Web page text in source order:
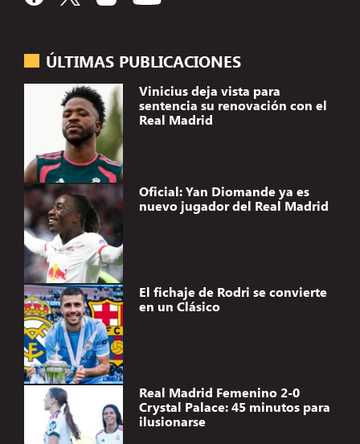
ÚLTIMAS PUBLICACIONES
Vinicius deja vista para
sentencia su renovación con el
Real Madrid
Oficial: Yan Diomande ya es
nuevo jugador del Real Madrid
El fichaje de Rodri se convierte
en un Clásico
Real Madrid Femenino 2-0
Crystal Palace: 45 minutos para
ilusionarse